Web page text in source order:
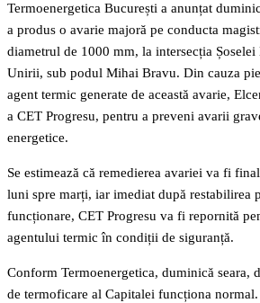
Termoenergetica București a anunțat
a produs o avarie majoră pe conducta
diametrul de 1000 mm, la intersecția
Unirii, sub podul Mihai Bravu. Din cauza
agent termic generate de această avarie,
a CET Progresu, pentru a preveni avarii
energetice.
Se estimează că remedierea avariei va fi
luni spre marți, iar imediat după restabilirea
funcționare, CET Progresu va fi repornită
agentului termic în condiții de siguranță.
Conform Termoenergetica, duminică seara,
de termoficare al Capitalei funcționa